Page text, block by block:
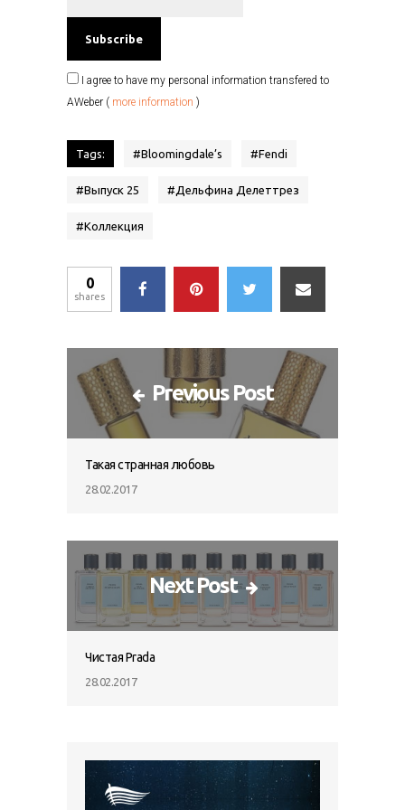
I agree to have my personal information transfered to
AWeber ( more information )
Tags: #Bloomingdale’s #Fendi
#Выпуск 25 #Дельфина Делеттрез
#Коллекция
0
shares
Previous Post
Такая странная любовь
28.02.2017
Next Post
Чистая Prada
28.02.2017